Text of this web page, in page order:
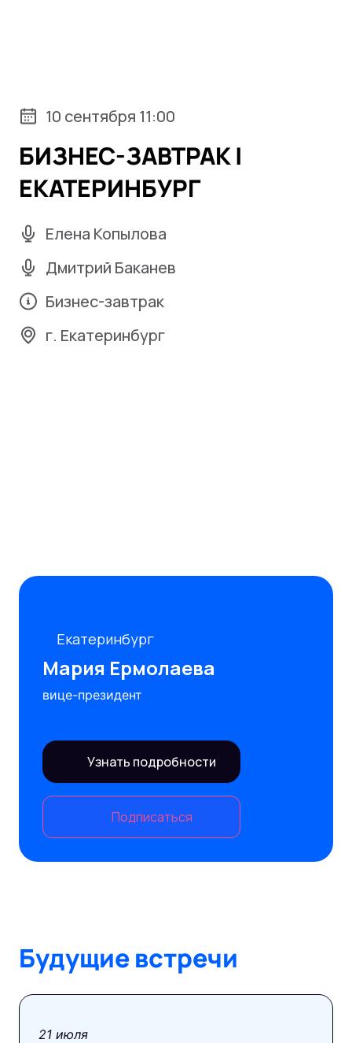
10 сентября 11:00
БИЗНЕС-ЗАВТРАК |
ЕКАТЕРИНБУРГ
Елена Копылова
Дмитрий Баканев
Бизнес-завтрак
г. Екатеринбург
Екатеринбург
Мария Ермолаева
вице-президент
Узнать подробности
Подписаться
Будущие встречи
21 июля